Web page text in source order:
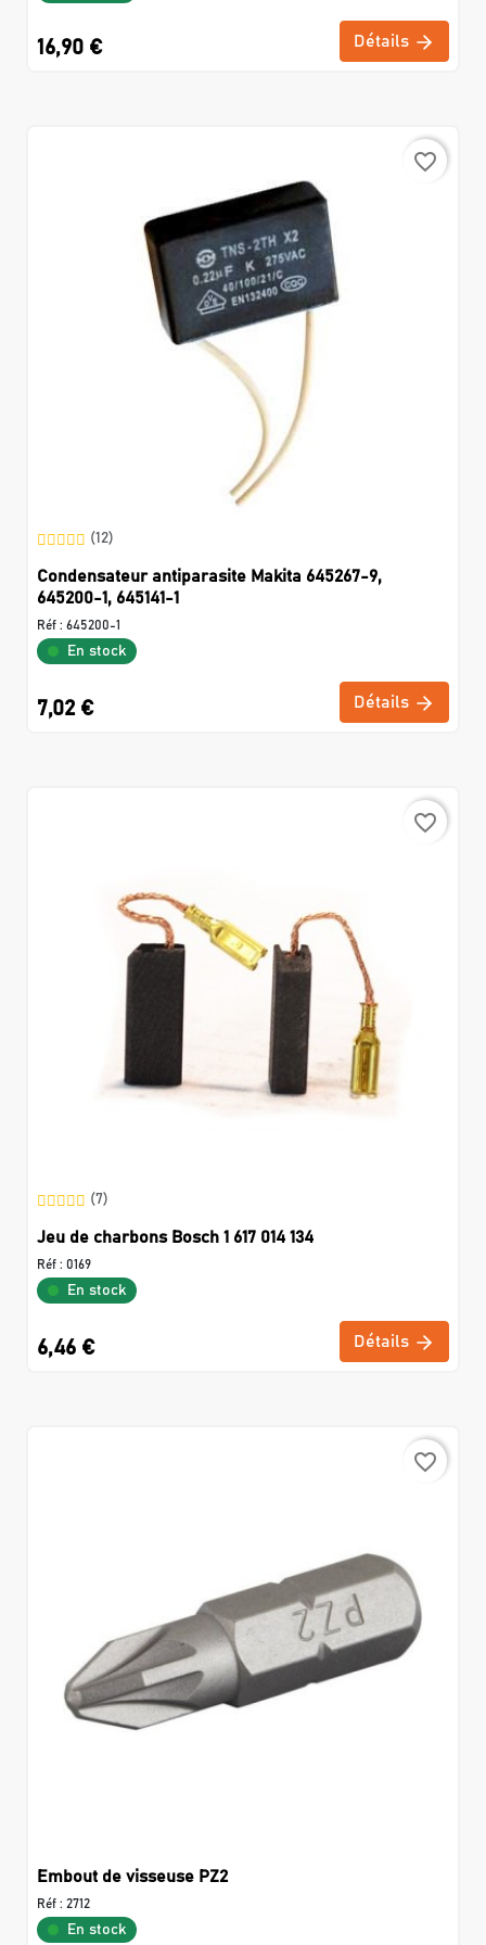
16,90 € Détails
favorite_border
(12)
Condensateur antiparasite Makita 645267-9,
645200-1, 645141-1
Réf : 645200-1
En stock
7,02 € Détails
favorite_border
(7)
Jeu de charbons Bosch 1 617 014 134
Réf : 0169
En stock
6,46 € Détails
favorite_border
Embout de visseuse PZ2
Réf : 2712
En stock